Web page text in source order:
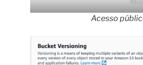
Acesso